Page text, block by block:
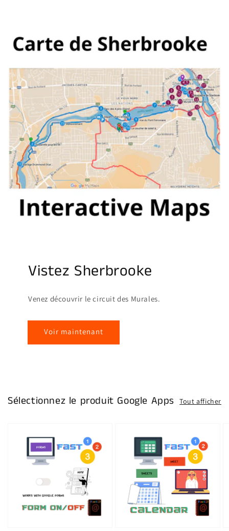
Vistez Sherbrooke
Venez découvrir le circuit des Murales.
Voir maintenant
Sélectionnez le produit Google Apps Tout afficher